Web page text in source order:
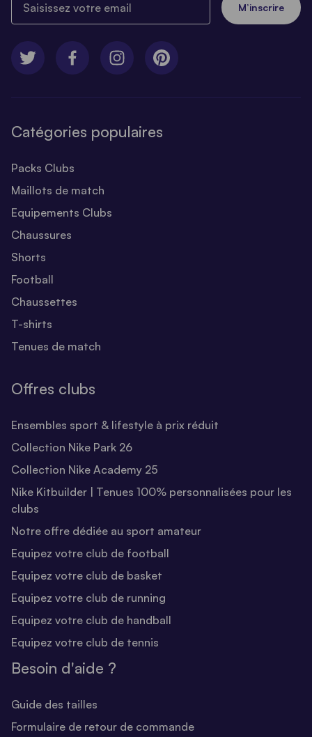
M’inscrire
Catégories populaires
Packs Clubs
Maillots de match
Equipements Clubs
Chaussures
Shorts
Football
Chaussettes
T-shirts
Tenues de match
Offres clubs
Ensembles sport & lifestyle à prix réduit
Collection Nike Park 26
Collection Nike Academy 25
Nike Kitbuilder | Tenues 100% personnalisées pour les
clubs
Notre offre dédiée au sport amateur
Equipez votre club de football
Equipez votre club de basket
Equipez votre club de running
Equipez votre club de handball
Equipez votre club de tennis
Besoin d'aide ?
Guide des tailles
Formulaire de retour de commande